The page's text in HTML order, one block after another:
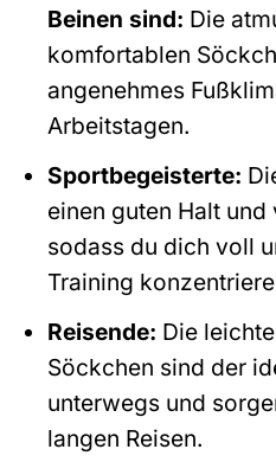
Beinen sind: Die
komfortablen
angenehmes
Arbeitstagen.
Sportbegeisterte:
einen guten Halt
sodass du dich voll
Training
Reisende: Die
Söckchen sind der
unterwegs und
langen Reisen.